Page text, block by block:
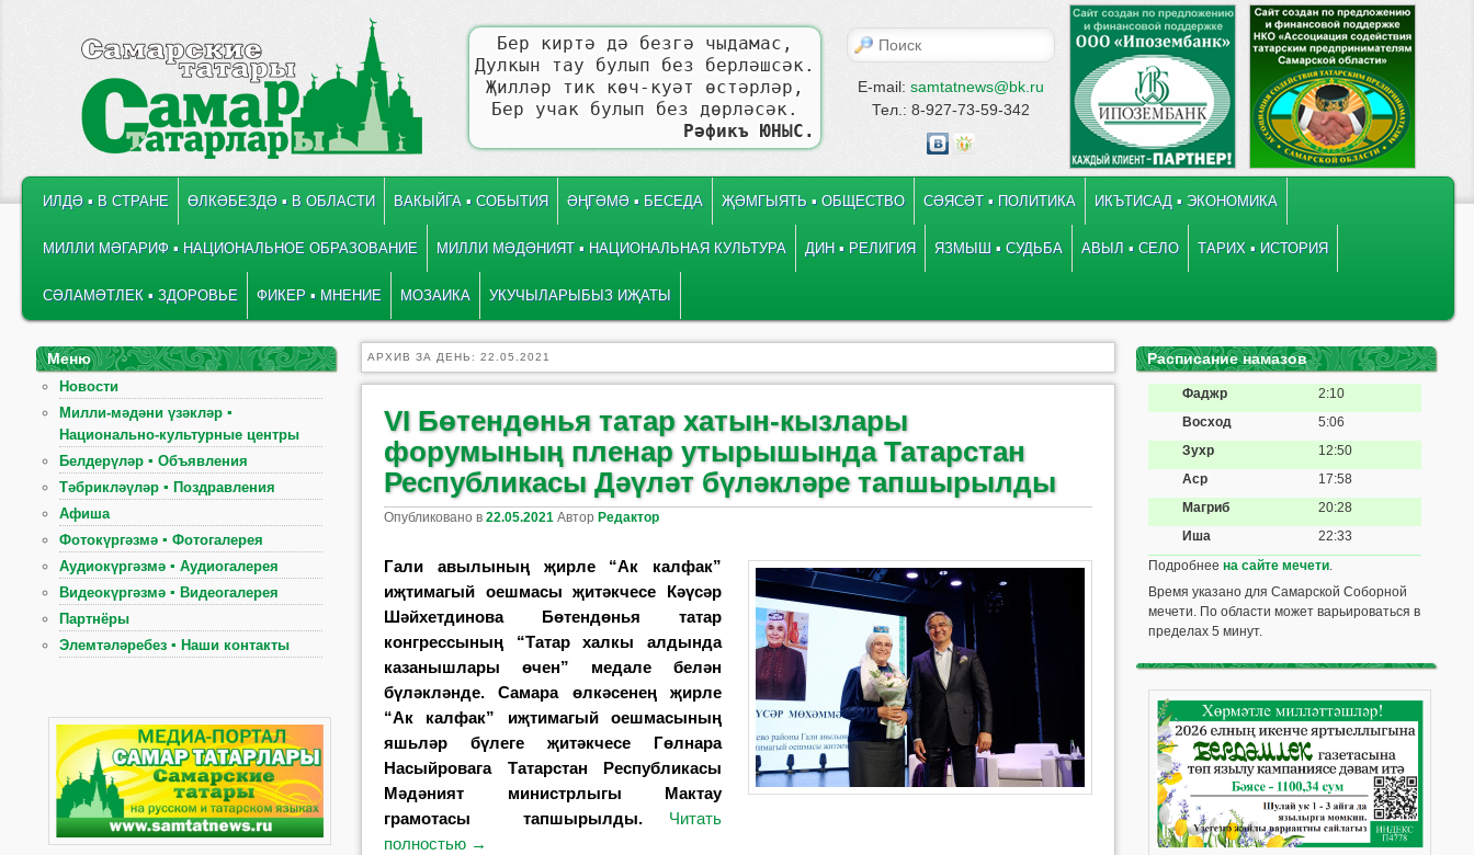
Бер киртә дә безгә чыдамас,
Дулкын тау булып без берләшсәк.
Җилләр тик көч-куәт өстәрләр,
Бер учак булып без дөрләсәк.
Рәфикъ ЮНЫС.
E-mail: samtatnews@bk.ru
Тел.: 8-927-73-59-342
ПЕРЕЙТИ К ОСНОВНОМУ СОДЕРЖИМОМУ
ПЕРЕЙТИ К ДОПОЛНИТЕЛЬНОМУ СОДЕРЖИМОМУ
ИЛДӘ ▪ В СТРАНЕ ӨЛКӘБЕЗДӘ ▪ В ОБЛАСТИ ВАКЫЙГА ▪ СОБЫТИЯ ӘҢГӘМӘ ▪ БЕСЕДА ҖӘМГЫЯТЬ ▪ ОБЩЕСТВО СӘЯСӘТ ▪ ПОЛИТИКА ИКЪТИСАД ▪ ЭКОНОМИКА
МИЛЛИ МӘГАРИФ ▪ НАЦИОНАЛЬНОЕ ОБРАЗОВАНИЕ МИЛЛИ МӘДӘНИЯТ ▪ НАЦИОНАЛЬНАЯ КУЛЬТУРА ДИН ▪ РЕЛИГИЯ ЯЗМЫШ ▪ СУДЬБА АВЫЛ ▪ СЕЛО ТАРИХ ▪ ИСТОРИЯ
СӘЛАМӘТЛЕК ▪ ЗДОРОВЬЕ ФИКЕР ▪ МНЕНИЕ МОЗАИКА УКУЧЫЛАРЫБЫЗ ИҖАТЫ
АРХИВ ЗА ДЕНЬ:22.05.2021
VI Бөтендөнья татар хатын-кызлары
форумының пленар утырышында Татарстан
Республикасы Дәүләт бүләкләре тапшырылды
Опубликовано в22.05.2021 АвторРедактор
Гали авылының җирле “Ак калфак”
иҗтимагый оешмасы җитәкчесе Кәүсәр
Шәйхетдинова Бөтендөнья татар
конгрессының “Татар халкы алдында
казанышлары өчен” медале белән
бүләкләнде. Самара өлкәсенең җирле
“Ак калфак” иҗтимагый оешмасының
яшьләр бүлеге җитәкчесе Гөлнара
Насыйровага Татарстан Республикасы
Мәдәният министрлыгы Мактау
грамотасы тапшырылды.
Читать
полностью →
Меню
Новости
Милли-мәдәни үзәкләр ▪
Национально-культурные центры
Белдерүләр ▪ Объявления
Тәбрикләүләр ▪ Поздравления
Афиша
Фотокүргәзмә ▪ Фотогалерея
Аудиокүргәзмә ▪ Аудиогалерея
Видеокүргәзмә ▪ Видеогалерея
Партнёры
Элемтәләребез ▪ Наши контакты
Расписание намазов
Фаджр
2:10
Восход
5:06
Зухр
12:50
Аср
17:58
Магриб
20:28
Иша
22:33
Подробнеена сайте мечети.
Время указано для Самарской Соборной
мечети. По области может варьироваться в
пределах 5 минут.